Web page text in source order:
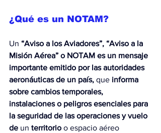
¿Qué es un NOTAM?
Un “Aviso a los Aviadores”, “Aviso a la
Misión Aérea” o NOTAM es un mensaje
importante emitido por las autoridades
aeronáuticas de un país, que informa
sobre cambios temporales,
instalaciones o peligros esenciales para
la seguridad de las operaciones y vuelo
de un territorio o espacio aéreo